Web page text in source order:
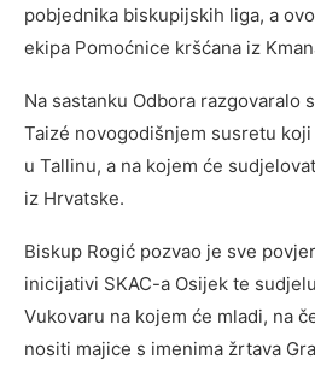
pobjednika biskupijskih liga, a
ekipa Pomoćnice kršćana iz
Na sastanku Odbora razgovaralo
Taizé novogodišnjem susretu
u Tallinu, a na kojem će
iz Hrvatske.
Biskup Rogić pozvao je sve
inicijativi SKAC-a Osijek te
Vukovaru na kojem će mladi, na
nositi majice s imenima žrtava